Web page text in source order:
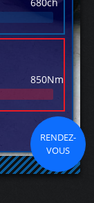
850Nm
RENDEZ-
VOUS